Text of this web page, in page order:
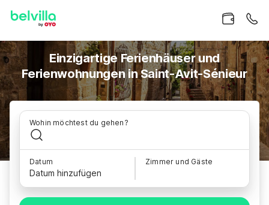
Einzigartige Ferienhäuser und
Ferienwohnungen in Saint-Avit-Sénieur
Wohin möchtest du gehen?
Datum
Datum hinzufügen
Zimmer und Gäste